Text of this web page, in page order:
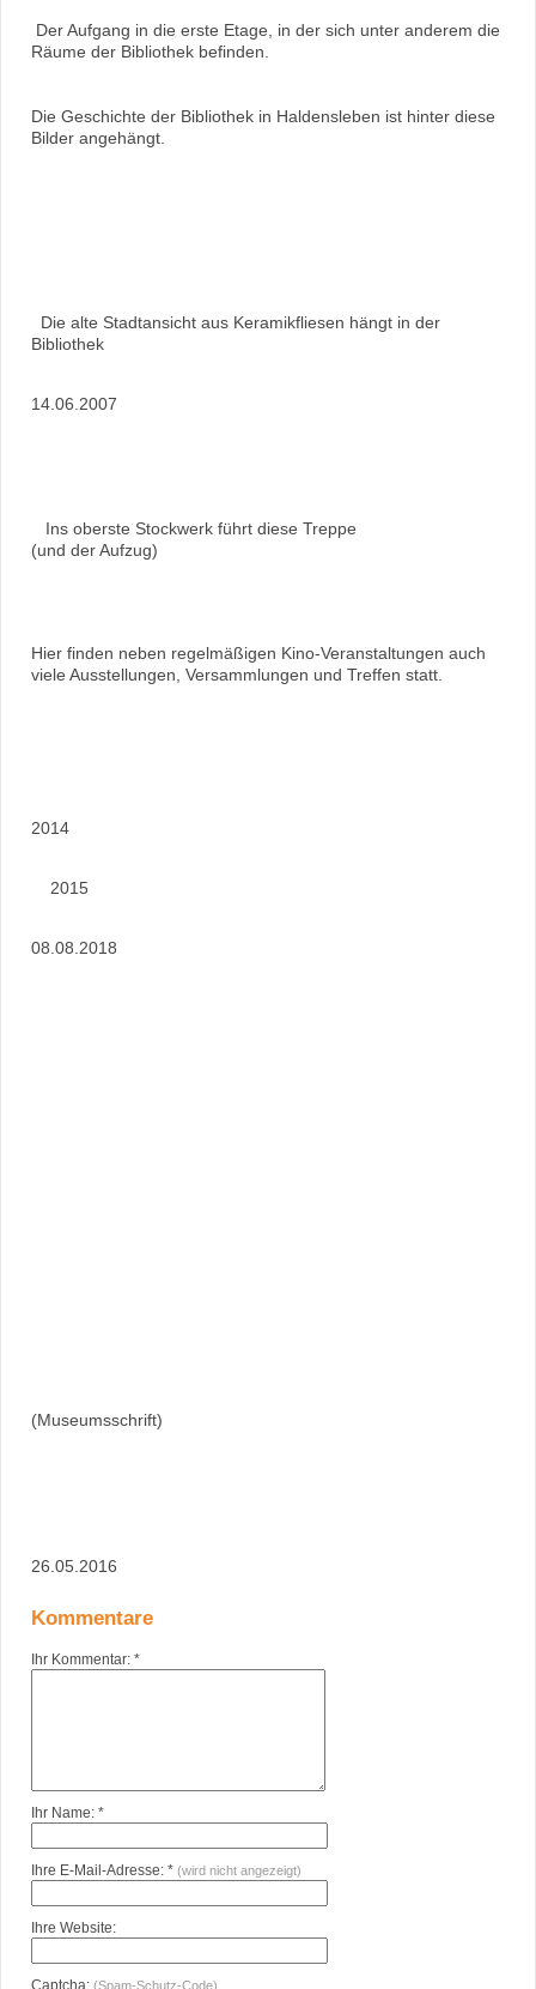
Der Aufgang in die erste Etage, in der sich unter anderem die
Räume der Bibliothek befinden.
Die Geschichte der Bibliothek in Haldensleben ist hinter diese
Bilder angehängt.
Die alte Stadtansicht aus Keramikfliesen hängt in der
Bibliothek
14.06.2007
Ins oberste Stockwerk führt diese Treppe
(und der Aufzug)
Hier finden neben regelmäßigen Kino-Veranstaltungen auch
viele Ausstellungen, Versammlungen und Treffen statt.
2014
2015
08.08.2018
(Museumsschrift)
26.05.2016
Kommentare
Ihr Kommentar: *
Ihr Name: *
Ihre E-Mail-Adresse: * (wird nicht angezeigt)
Ihre Website:
Captcha: (Spam-Schutz-Code)